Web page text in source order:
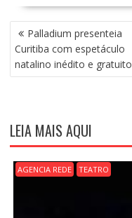
N
A
V
E
Ç
Ã
O
D
Palladium presenteia
Curitiba com espetáculo
natalino inédito e gratuito
LEIA MAIS AQUI
AGENCIA REDE TEATRO